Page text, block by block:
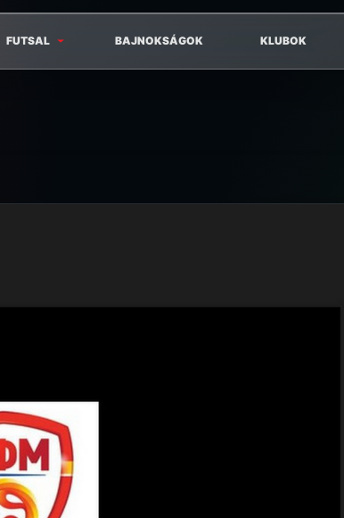
FUTSAL BAJNOKSÁGOK KLUBOK